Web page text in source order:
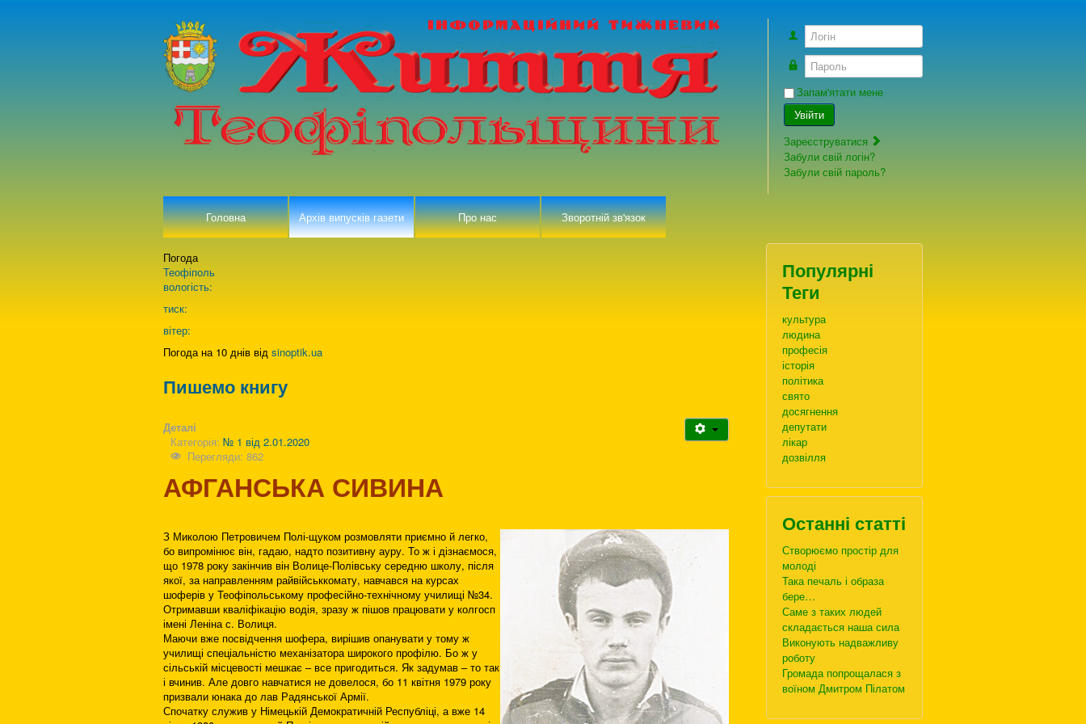
Логін
Пароль
Запам'ятати мене
Увійти
Зареєструватися
Забули свій логін?
Забули свій пароль?
Головна Архів випусків газети Про нас Зворотній зв'язок
Погода
Теофіполь
вологість:
тиск:
вітер:
Погода на 10 днів від sinoptik.ua
Пишемо книгу
Деталі
Категорія: № 1 від 2.01.2020
Перегляди: 862
АФГАНСЬКА СИВИНА
З Миколою Петровичем Полі-щуком розмовляти приємно й легко,
бо випромінює він, гадаю, надто позитивну ауру. То ж і дізнаємося,
що 1978 року закінчив він Волице-Полівську середню школу, після
якої, за направленням райвійськкомату, навчався на курсах
шоферів у Теофіпольському професійно-технічному училищі №34.
Отримавши кваліфікацію водія, зразу ж пішов працювати у колгосп
імені Леніна с. Волиця.
Маючи вже посвідчення шофера, вирішив опанувати у тому ж
училищі спеціальністю механізатора широкого профілю. Бо ж у
сільській місцевості мешкає – все пригодиться. Як задумав – то так
і вчинив. Але довго навчатися не довелося, бо 11 квітня 1979 року
призвали юнака до лав Радянської Армії.
Спочатку служив у Німецькій Демократичній Республіці, а вже 14
Популярні
Теги
культура
людина
професія
історія
політика
свято
досягнення
депутати
лікар
дозвілля
Останні статті
Створюємо простір для
молоді
Така печаль і образа
бере…
Саме з таких людей
складається наша сила
Виконують надважливу
роботу
Громада попрощалася з
воїном Дмитром Пілатом